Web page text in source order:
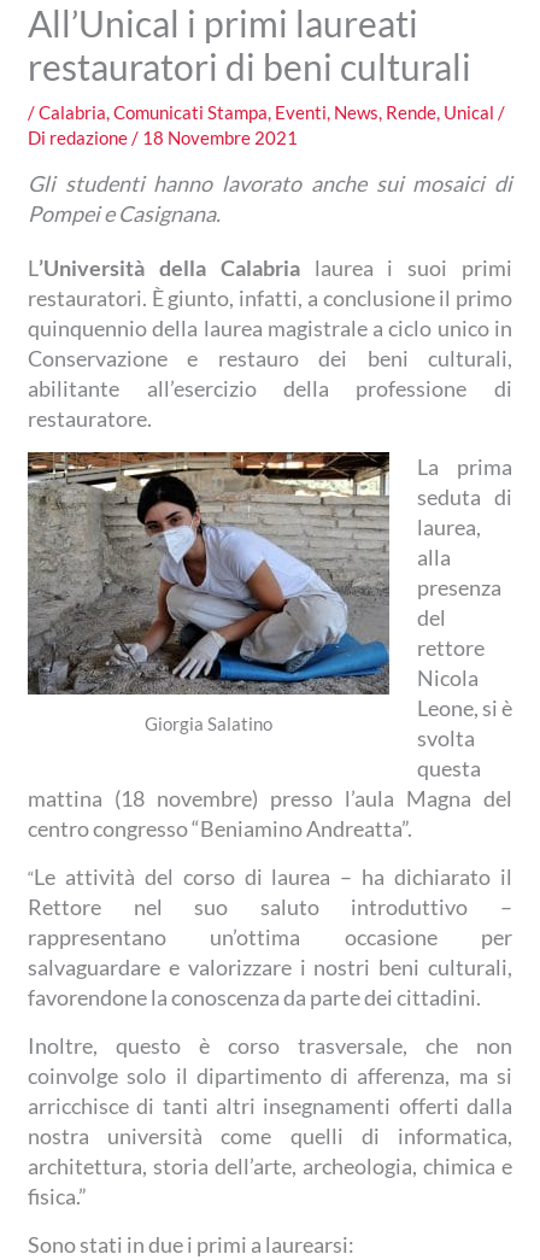
All’Unical i primi laureati
restauratori di beni culturali
/Calabria,Comunicati Stampa, Eventi, News, Rende, Unical /
Di redazione/ 18 Novembre 2021
Gli studenti hanno lavorato anche sui mosaici di
Pompei e Casignana.
L’Università della Calabrialaurea i suoi primi
restauratori. È giunto, infatti, a conclusione il primo
quinquennio della laurea magistrale a ciclo unico in
Conservazione e restauro dei beni culturali,
abilitante all’esercizio della professione di
restauratore.
Giorgia Salatino
La prima
seduta di
laurea,
alla
presenza
del
rettore
Nicola
Leone, si è
svolta
questa
mattina (18 novembre) presso l’aula Magna del
centro congresso “Beniamino Andreatta”.
“Le attività del corso di laurea – ha dichiarato il
Rettore nel suo saluto introduttivo –
rappresentano un’ottima occasione per
salvaguardare e valorizzare i nostri beni culturali,
favorendone la conoscenza da parte dei cittadini.
Inoltre, questo è corso trasversale, che non
coinvolge solo il dipartimento di afferenza, ma si
arricchisce di tanti altri insegnamenti offerti dalla
nostra università come quelli di informatica,
architettura, storia dell’arte, archeologia, chimica e
fisica.”
Sono stati in due i primi a laurearsi: